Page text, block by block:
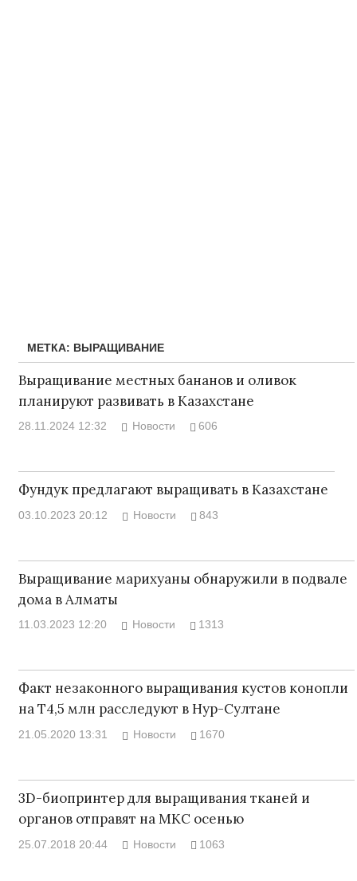
МЕТКА: ВЫРАЩИВАНИЕ
Выращивание местных бананов и оливок
планируют развивать в Казахстане
28.11.2024 12:32 Новости 606
Фундук предлагают выращивать в Казахстане
03.10.2023 20:12 Новости 843
Выращивание марихуаны обнаружили в подвале
дома в Алматы
11.03.2023 12:20 Новости 1313
Факт незаконного выращивания кустов конопли
на Т4,5 млн расследуют в Нур-Султане
21.05.2020 13:31 Новости 1670
3D-биопринтер для выращивания тканей и
органов отправят на МКС осенью
25.07.2018 20:44 Новости 1063